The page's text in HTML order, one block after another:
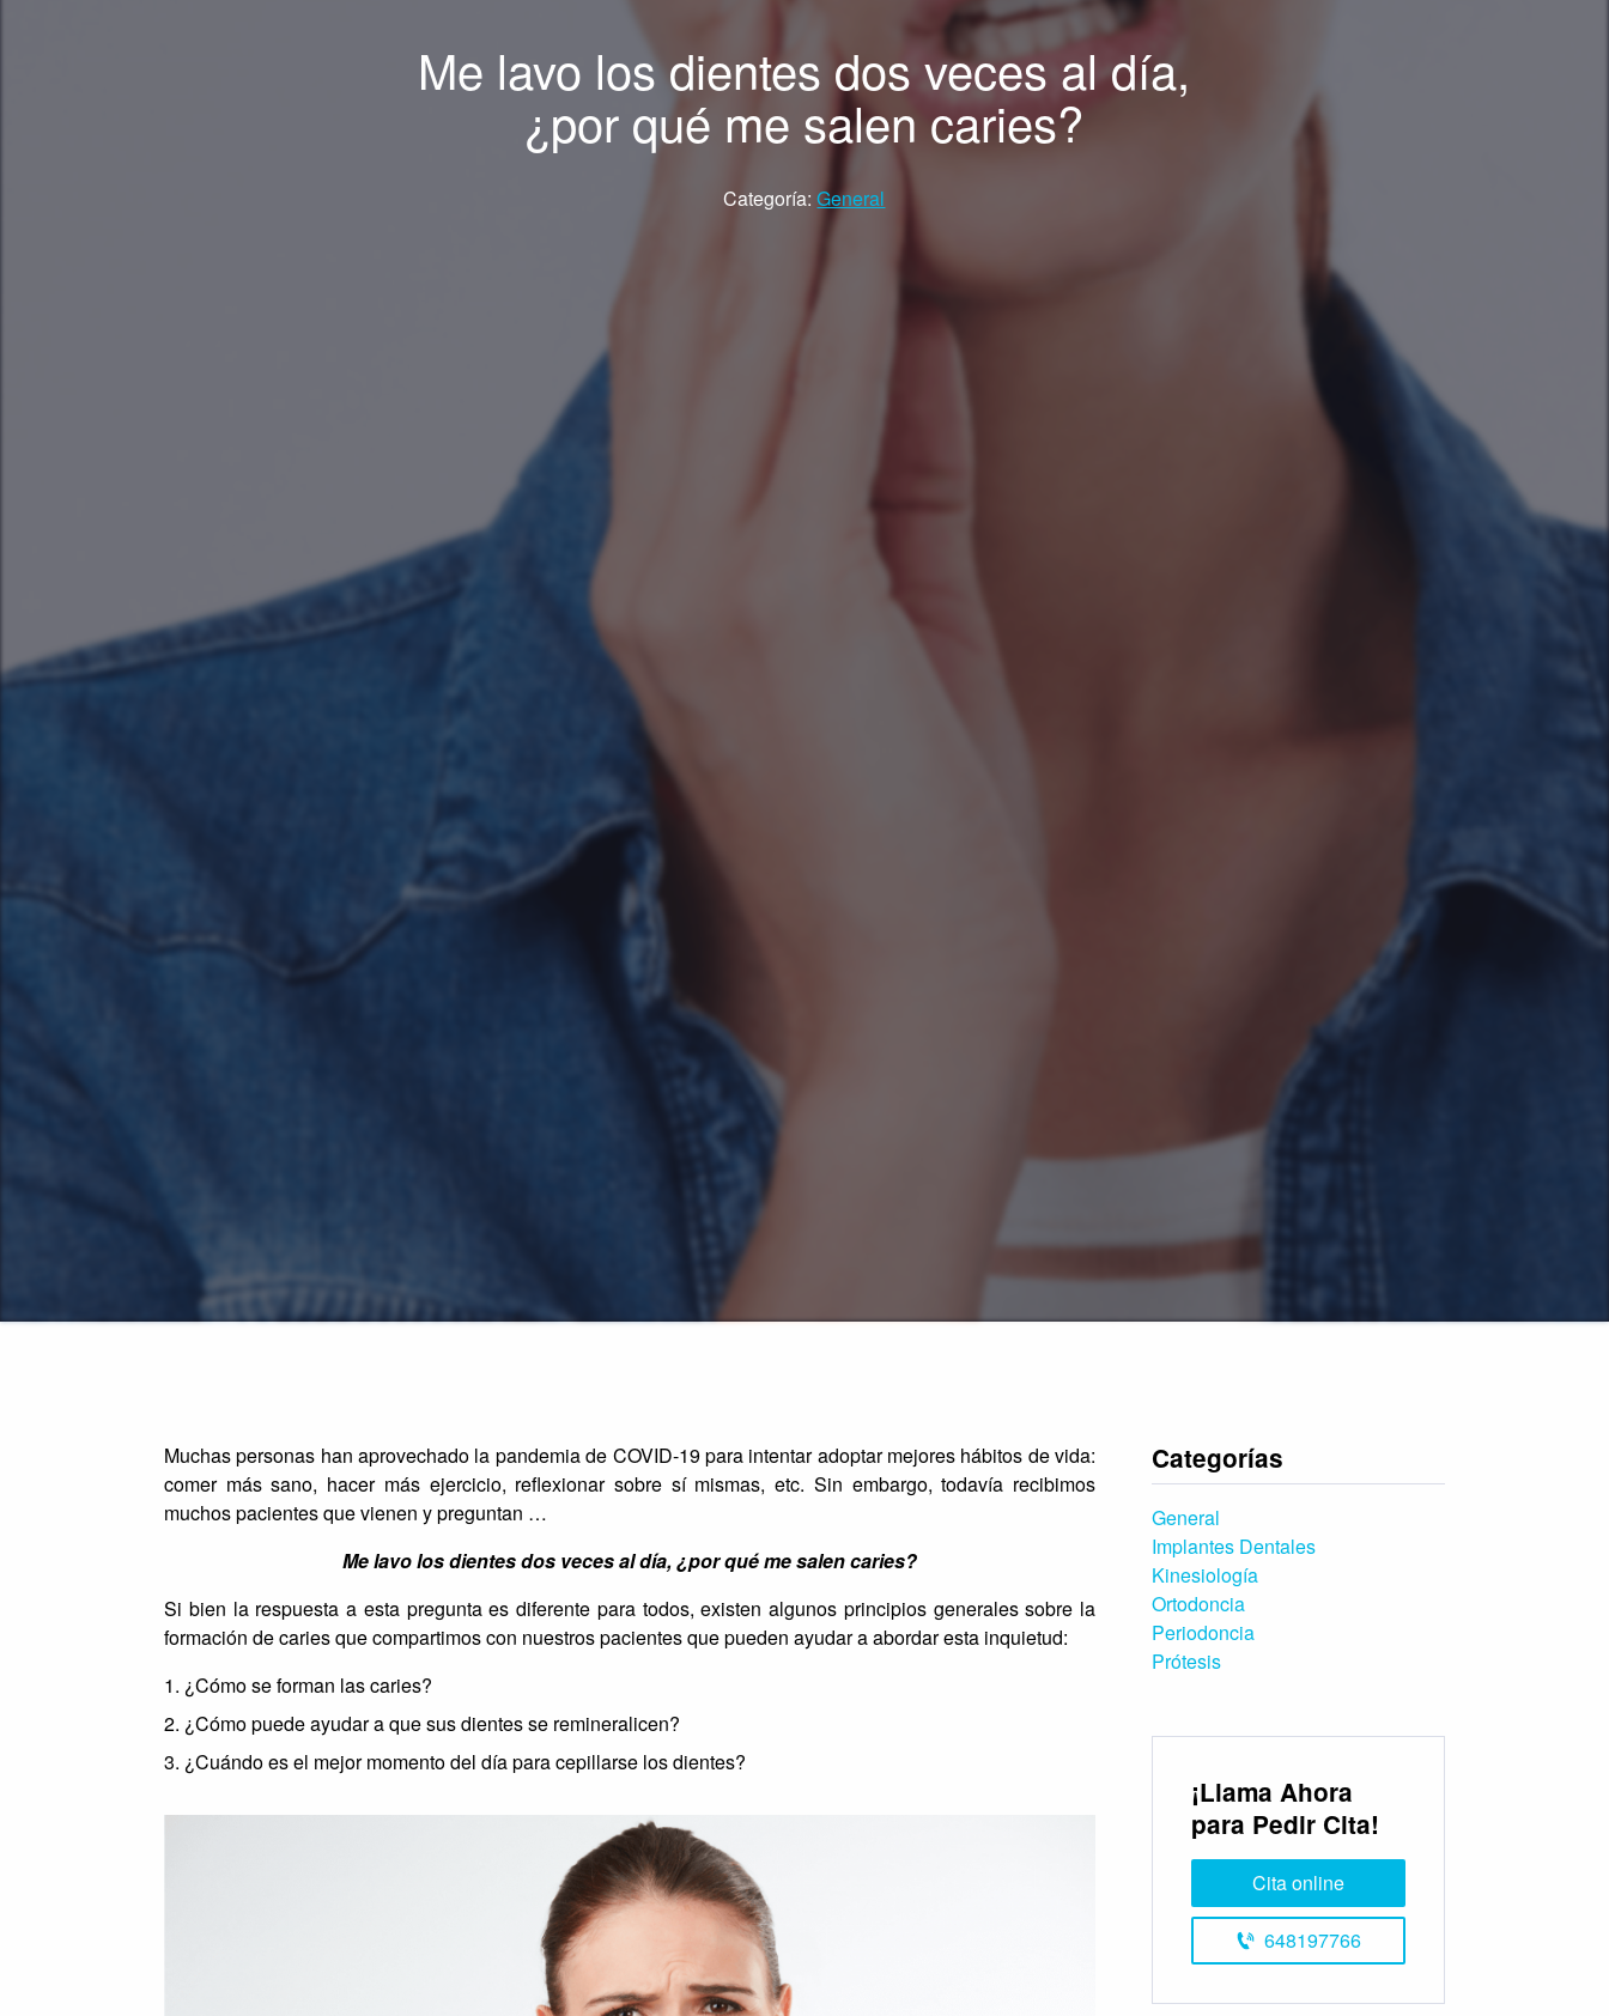
Me lavo los dientes dos veces al día,
¿por qué me salen caries?
Categoría:General
Muchas personas han aprovechado la pandemia de COVID-19 para intentar adoptar mejores hábitos de vida:
comer más sano, hacer más ejercicio, reflexionar sobre sí mismas, etc. Sin embargo, todavía recibimos
muchos pacientes que vienen y preguntan …
Me lavo los dientes dos veces al día, ¿por qué me salen caries?
Si bien la respuesta a esta pregunta es diferente para todos, existen algunos principios generales sobre la
formación de caries que compartimos con nuestros pacientes que pueden ayudar a abordar esta inquietud:
¿Cómo se forman las caries?
¿Cómo puede ayudar a que sus dientes se remineralicen?
¿Cuándo es el mejor momento del día para cepillarse los dientes?
Categorías
General
Implantes Dentales
Kinesiología
Ortodoncia
Periodoncia
Prótesis
¡Llama Ahora
para Pedir Cita!
Cita online
648197766